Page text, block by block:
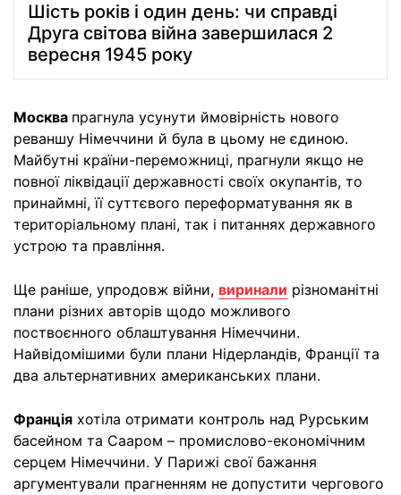
Шість років і один день: чи справді
Друга свiтова вiйна завершилася 2
вересня 1945 року
Москва прагнула усунути ймовірність нового
реваншу Німеччини й була в цьому не єдиною.
Майбутні країни-переможниці, прагнули якщо не
повної ліквідації державності своїх окупантів, то
принаймні, її суттєвого переформатування як в
територіальному плані, так і питаннях державного
устрою та правління.
Ще раніше, упродовж війни, виринали різноманітні
плани різних авторів щодо можливого
поствоєнного облаштування Німеччини.
Найвідомішими були плани Нідерландів, Франції та
два альтернативних американських плани.
Франція хотіла отримати контроль над Рурським
басейном та Сааром – промислово-економічним
серцем Німеччини. У Парижі свої бажання
аргументували прагненням не допустити чергового